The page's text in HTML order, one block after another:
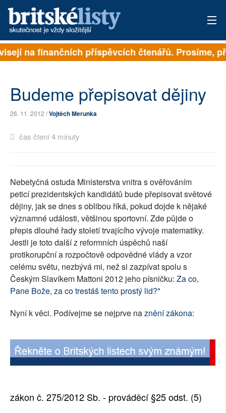
PŘIHLÁSIT
ARCHIV
AUTOŘI
PŘÍSPĚVKY NA PROVOZ
SOCIÁLNÍ SÍTĚ
RUBRIKY
PLNÁ VERZE STRÁNEK
na finančních příspěvcích čtenářů. Prosíme,
Budeme přepisovat dějiny
26. 11. 2012 /Vojtěch Merunka
čas čtení 4 minuty
Nebetyčná ostuda Ministerstva vnitra s ověřováním
peticí prezidentských kandidátů bude přepisovat světové
dějiny, jak se dnes s oblibou říká, pokud dojde k nějaké
významné události, většinou sportovní. Zde půjde o
přepis dlouhé řady století trvajícího vývoje matematiky.
Jestli je toto další z reformních úspěchů naší
protikorupční a rozpočtově odpovědné vlády a vzor
celému světu, nezbývá mi, než si zazpívat spolu s
Českým Slavíkem Mattoni 2012 jeho písničku: Za co,
Pane Bože, za co trestáš tento prostý lid?"
Nyní k věci. Podívejme se nejprve naznění zákona:
zákon č. 275/2012 Sb. - prováděcí §25 odst. (5)